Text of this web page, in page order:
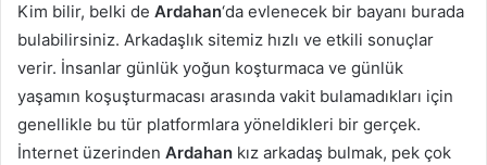
Kim bilir, belki de Ardahan‘da evlenecek bir bayanı burada
bulabilirsiniz. Arkadaşlık sitemiz hızlı ve etkili sonuçlar
verir. İnsanlar günlük yoğun koşturmaca ve günlük
yaşamın koşuşturmacası arasında vakit bulamadıkları için
genellikle bu tür platformlara yöneldikleri bir gerçek.
İnternet üzerinden Ardahan kız arkadaş bulmak, pek çok